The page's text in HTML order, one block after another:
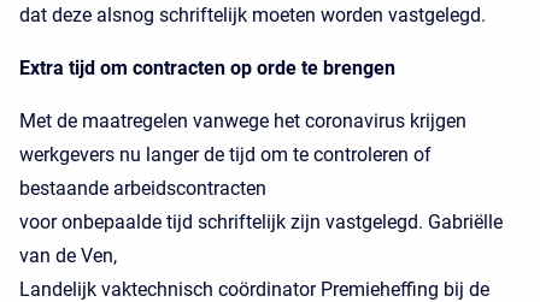
dat deze alsnog schriftelijk moeten worden vastgelegd.
Extra tijd om contracten op orde te brengen
Met de maatregelen vanwege het coronavirus krijgen
werkgevers nu langer de tijd om te controleren of
bestaande arbeidscontracten
voor onbepaalde tijd schriftelijk zijn vastgelegd. Gabriëlle
van de Ven,
Landelijk vaktechnisch coördinator Premieheffing bij de